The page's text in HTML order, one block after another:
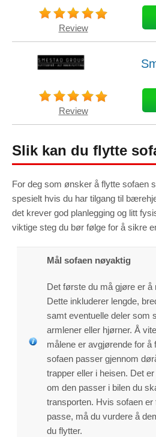
Review
Review
Slik kan du flytte
For deg som ønsker å flytte sofaen
spesielt hvis du har tilgang til
det krever god planlegging og litt
viktige steg du bør følge for å sikre
Mål sofaen nøyaktig
Det første du må gjøre er å
Dette inkluderer lengde,
samt eventuelle deler som
armlener eller hjørner. Å
målene er avgjørende for å
sofaen passer gjennom
trapper eller i heisen. Det
om den passer i bilen du
transporten. Hvis sofaen er
passe, må du vurdere å
du flytter.